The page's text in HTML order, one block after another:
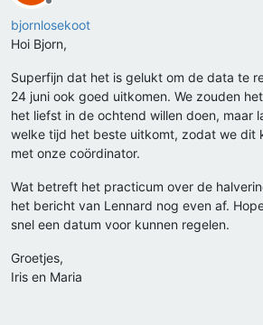
Offline
bjornlosekoot
Hoi Bjorn,
Superfijn dat het is gelukt om de data te
24 juni ook goed uitkomen. We zouden
het liefst in de ochtend willen doen, maar
welke tijd het beste uitkomt, zodat we dit
met onze coördinator.
Wat betreft het practicum over de
het bericht van Lennard nog even af.
snel een datum voor kunnen regelen.
Groetjes,
Iris en Maria